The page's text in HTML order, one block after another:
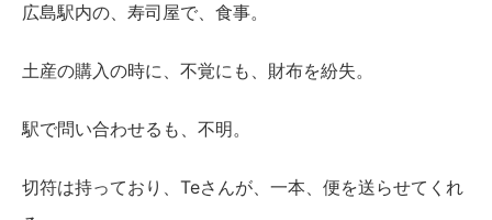
広島駅内の、寿司屋で、食事。
土産の購入の時に、不覚にも、財布を紛失。
駅で問い合わせるも、不明。
切符は持っており、Teさんが、一本、便を送らせてくれ